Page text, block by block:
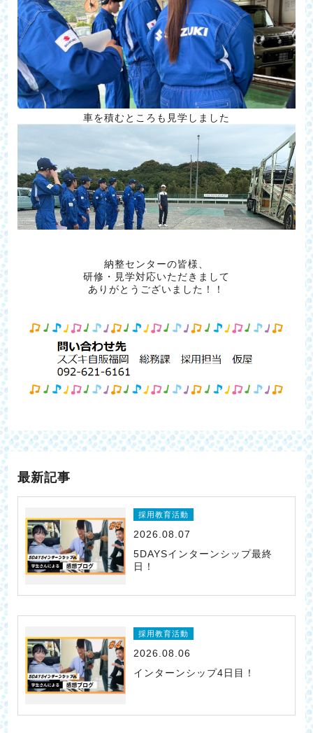
車を積むところも見学しました
納整センターの皆様、
研修・見学対応いただきまして
ありがとうございました！！
最新記事
採用教育活動
2026.08.07
5DAYSインターンシップ最終
日！
採用教育活動
2026.08.06
インターンシップ4日目！